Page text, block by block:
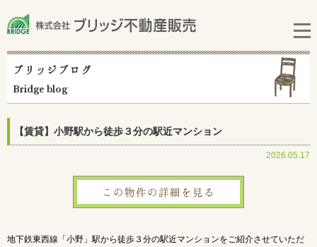
ブリッジブログ
Bridge blog
【賃貸】小野駅から徒歩３分の駅近マンション
2026.05.17
この物件の詳細を見る
地下鉄東西線「小野」駅から徒歩３分の駅近マンションをご紹介させていただ